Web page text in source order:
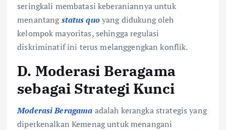
seringkali membatasi keberaniannya untuk
menantangstatus quoyang didukung oleh
kelompok mayoritas, sehingga regulasi
diskriminatif ini terus melanggengkan konflik.
D. Moderasi Beragama
sebagai Strategi Kunci
Moderasi Beragama adalah kerangka strategis yang
diperkenalkan Kemenag untuk menangani